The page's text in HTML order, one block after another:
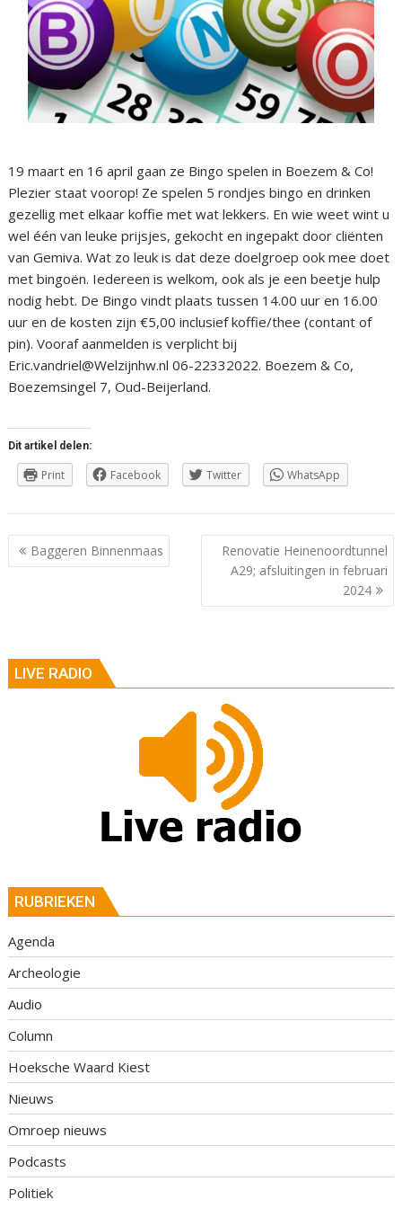
19 maart en 16 april gaan ze Bingo spelen in Boezem & Co!
Plezier staat voorop! Ze spelen 5 rondjes bingo en drinken
gezellig met elkaar koffie met wat lekkers. En wie weet wint u
wel één van leuke prijsjes, gekocht en ingepakt door cliënten
van Gemiva. Wat zo leuk is dat deze doelgroep ook mee doet
met bingoën. Iedereen is welkom, ook als je een beetje hulp
nodig hebt. De Bingo vindt plaats tussen 14.00 uur en 16.00
uur en de kosten zijn €5,00 inclusief koffie/thee (contant of
pin). Vooraf aanmelden is verplicht bij
Eric.vandriel@Welzijnhw.nl 06-22332022. Boezem & Co,
Boezemsingel 7, Oud-Beijerland.
Dit artikel delen:
Print Facebook Twitter WhatsApp
Berichtnavigatie
Baggeren Binnenmaas
Renovatie Heinenoordtunnel
A29; afsluitingen in februari
2024
LIVE RADIO
RUBRIEKEN
Agenda
Archeologie
Audio
Column
Hoeksche Waard Kiest
Nieuws
Omroep nieuws
Podcasts
Politiek